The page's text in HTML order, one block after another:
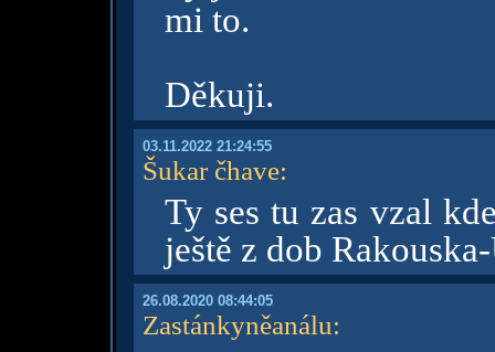
mi to.
Děkuji.
03.11.2022 21:24:55
Šukar čhave:
Ty ses tu zas vzal
ještě z dob
26.08.2020 08:44:05
Zastánkyněanálu: